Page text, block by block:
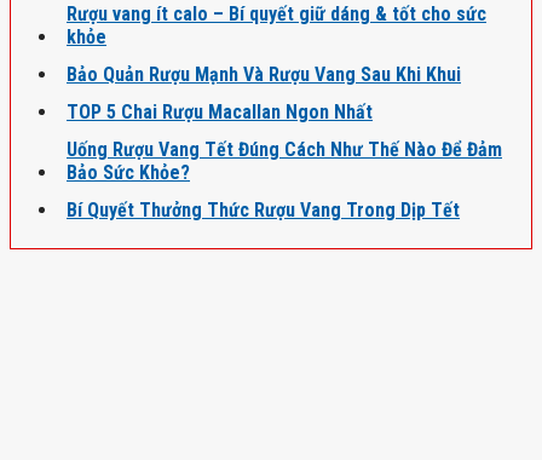
Rượu vang ít calo – Bí quyết giữ dáng & tốt cho sức
khỏe
Bảo Quản Rượu Mạnh Và Rượu Vang Sau Khi Khui
TOP 5 Chai Rượu Macallan Ngon Nhất
Uống Rượu Vang Tết Đúng Cách Như Thế Nào Để Đảm
Bảo Sức Khỏe?
Bí Quyết Thưởng Thức Rượu Vang Trong Dịp Tết